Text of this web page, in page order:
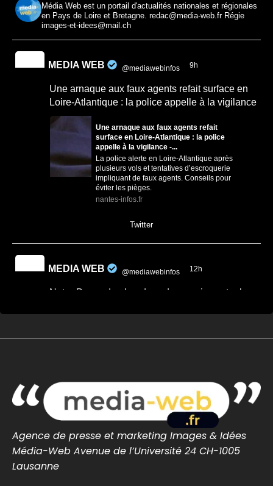
Média Web est un portail d'actualités nationales et régionales
en Pays de Loire et Bretagne. redac@media-web.fr Régie
images-et-idees@mail.ch
MEDIA WEB @mediawebinfos 9h
Une arnaque aux faux agents refait surface en
Loire-Atlantique : la police appelle à la vigilance
Une arnaque aux faux agents refait
surface en Loire-Atlantique : la police
appelle à la vigilance -...
La police alerte en Loire-Atlantique après
plusieurs vols et tentatives d’escroquerie
impliquant de faux agents. Conseils pour
éviter les pièges.
nantes-infos.fr
Twitter
MEDIA WEB @mediawebinfos 12h
Notre-Dame-des-Landes : des semis contre le
contre le projet de CRA de Nantes -
l’utilisation de terres de l’ex-Zad po...
nantes-infos.fr
0 0 Twitter
MEDIA WEB
Agence de presse et marketing Images & Idées
Média-Web Avenue de l’Université 24 CH-1005
Lausanne